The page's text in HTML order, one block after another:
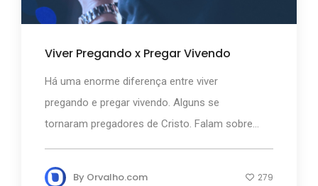
Viver Pregando x Pregar Vivendo
Há uma enorme diferença entre viver
pregando e pregar vivendo. Alguns se
tornaram pregadores de Cristo. Falam sobre...
By Orvalho.com 279